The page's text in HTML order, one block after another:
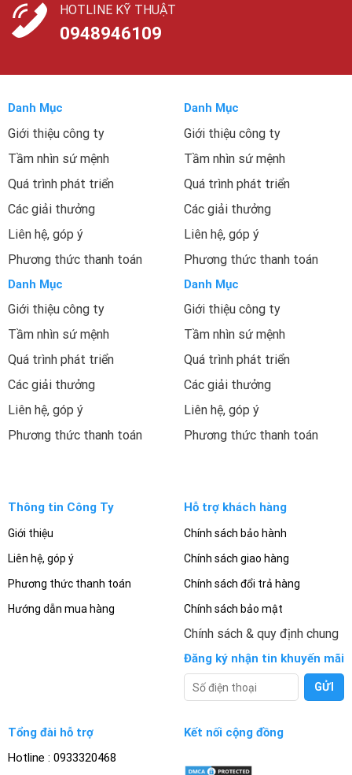
HOTLINE KỸ THUẬT
0948946109
Danh Mục
Giới thiệu công ty
Tầm nhìn sứ mệnh
Quá trình phát triển
Các giải thưởng
Liên hệ, góp ý
Phương thức thanh toán
Danh Mục
Giới thiệu công ty
Tầm nhìn sứ mệnh
Quá trình phát triển
Các giải thưởng
Liên hệ, góp ý
Phương thức thanh toán
Danh Mục
Giới thiệu công ty
Tầm nhìn sứ mệnh
Quá trình phát triển
Các giải thưởng
Liên hệ, góp ý
Phương thức thanh toán
Danh Mục
Giới thiệu công ty
Tầm nhìn sứ mệnh
Quá trình phát triển
Các giải thưởng
Liên hệ, góp ý
Phương thức thanh toán
Thông tin Công Ty
Giới thiệu
Liên hệ, góp ý
Phương thức thanh toán
Hướng dẫn mua hàng
Hỗ trợ khách hàng
Chính sách bảo hành
Chính sách giao hàng
Chính sách đổi trả hàng
Chính sách bảo mật
Chính sách & quy định chung
Đăng ký nhận tin khuyến mãi
Tổng đài hỗ trợ
Hotline : 0933320468
Kết nối cộng đồng